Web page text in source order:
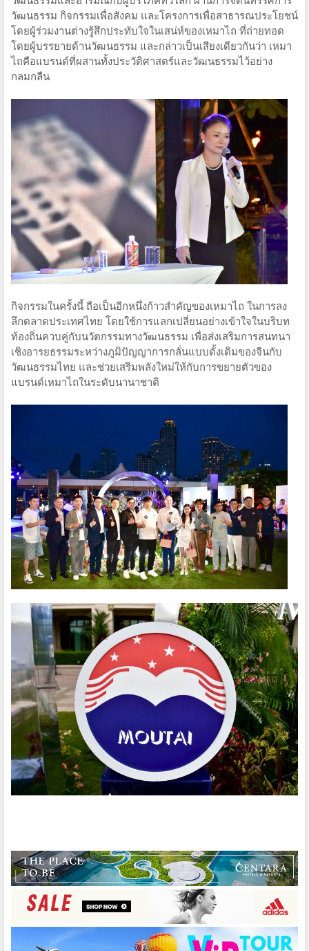
วัฒนธรรม กิจกรรมเพื่อสังคม และโครงการเพื่อสาธารณประโยชน์
โดยผู้ร่วมงานต่างรู้สึกประทับใจในเสน่ห์ของเหมาไถ ที่ถ่ายทอด
โดยผู้บรรยายด้านวัฒนธรรม และกล่าวเป็นเสียงเดียวกันว่า เหมา
ไถคือแบรนด์ที่ผสานทั้งประวัติศาสตร์และวัฒนธรรมไว้อย่าง
กลมกลืน
กิจกรรมในครั้งนี้ ถือเป็นอีกหนึ่งก้าวสำคัญของเหมาไถ ในการลง
ลึกตลาดประเทศไทย โดยใช้การแลกเปลี่ยนอย่างเข้าใจในบริบท
ท้องถิ่นควบคู่กับนวัตกรรมทางวัฒนธรรม เพื่อส่งเสริมการสนทนา
เชิงอารยธรรมระหว่างภูมิปัญญาการกลั่นแบบดั้งเดิมของจีนกับ
วัฒนธรรมไทย และช่วยเสริมพลังใหม่ให้กับการขยายตัวของ
แบรนด์เหมาไถในระดับนานาชาติ